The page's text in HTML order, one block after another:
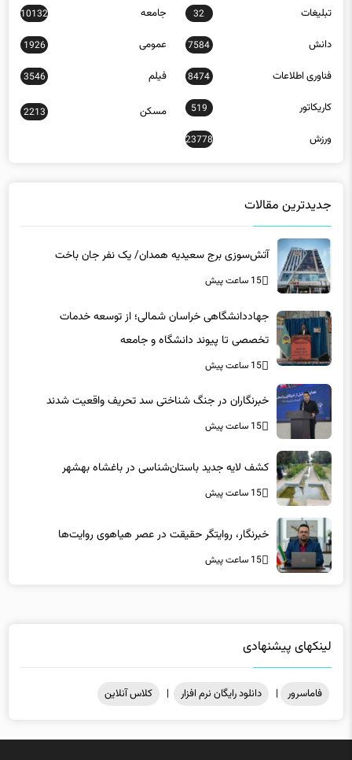
تبلیغات 32 جامعه 10132
دانش 7584 عمومی 1926
فناوری اطلاعات 8474 فیلم 3546
کاریکاتور 519 مسکن 2213
ورزش 23778
جدیدترین مقالات
آتش‌سوزی برج سعیدیه همدان/ یک نفر جان باخت
15 ساعت پیش
جهاددانشگاهی خراسان شمالی؛ از توسعه خدمات
تخصصی تا پیوند دانشگاه و جامعه
15 ساعت پیش
خبرنگاران در جنگ شناختی سد تحریف واقعیت شدند
15 ساعت پیش
کشف لایه جدید باستان‌شناسی در باغشاه بهشهر
15 ساعت پیش
خبرنگار، روایتگر حقیقت در عصر هیاهوی روایت‌ها
15 ساعت پیش
لینکهای پیشنهادی
فاماسرور | دانلود رایگان نرم افزار | کلاس آنلاین